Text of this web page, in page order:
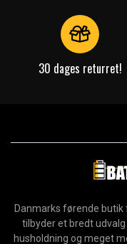
30 dages returret!
Danmarks førende butik
tilbyder et bredt
husholdning og meget